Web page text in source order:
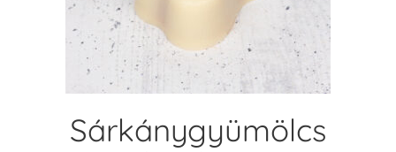
KOSÁRBA TESZEM
Sárkánygyümölcs